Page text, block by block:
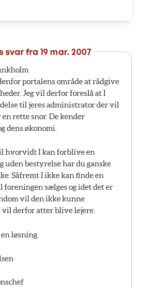
svar fra 19 mar. 2007
portalens område at rådgive
Jeg vil derfor foreslå at I
til jeres administrator der vil
rette snor. De kender
dens økonomi.
hvorvidt I kan forblive en
uden bestyrelse har du ganske
Såfremt I ikke kan finde en
foreningen sælges og idet det er
vil den ikke kunne
vil derfor atter blive lejere.
løsning.